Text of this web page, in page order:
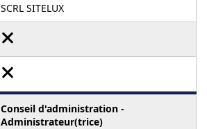
SCRL SITELUX
Conseil d'administration -
Administrateur(trice)